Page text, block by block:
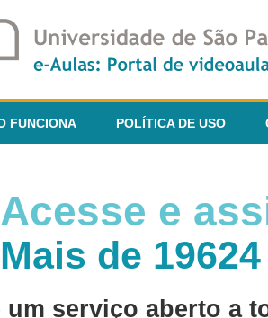
FUNCIONA POLÍTICA DE USO
Acesse e
Mais de
um serviço aberto a